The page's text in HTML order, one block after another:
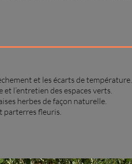
et les écarts de température.
et l’entretien des espaces verts.
herbes de façon naturelle.
parterres fleuris.